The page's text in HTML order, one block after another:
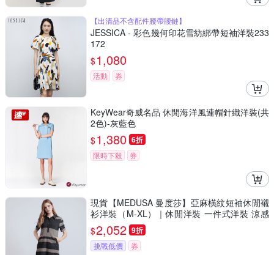
【出清品不含配件腰帶腰鏈】
JESSICA - 彩色幾何印花雪紡綁帶短袖洋裝233
172
$1,080
活動 券
KeyWear奇威名品 休閒海洋風連帽針織洋裝(共
2色)-灰藍色
$1,380 6折
限時下殺 券
現貨【MEDUSA 曼度莎】亞麻橫紋短袖休閒襯
衫洋裝（M-XL）｜休閒洋裝 一件式洋裝 涼感
透氣亞麻
$2,052 9折
挑戰低價 券